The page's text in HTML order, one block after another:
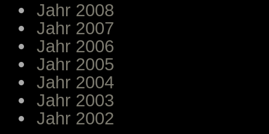
Jahr 2008
Jahr 2007
Jahr 2006
Jahr 2005
Jahr 2004
Jahr 2003
Jahr 2002